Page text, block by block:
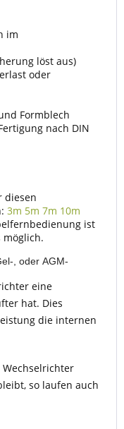
im
löst aus)
oder
Formblech
nach DIN
diesen
3m 5m 7m 10m
ist
möglich.
, oder AGM-
eine
hat. Dies
die internen
so laufen auch